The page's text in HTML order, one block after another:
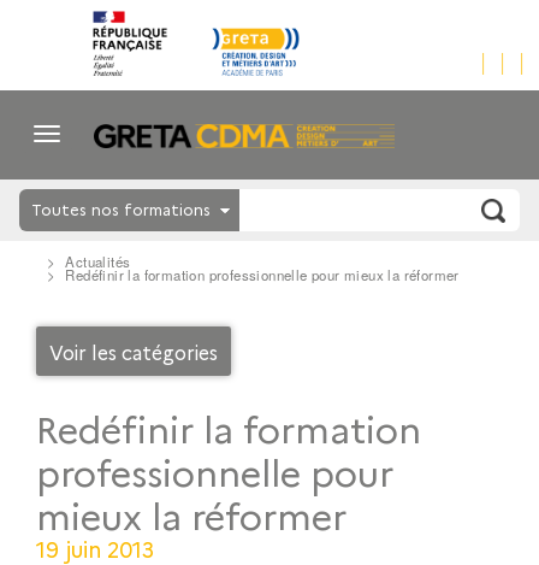
Toutes nos formations
Actualités
Redéfinir la formation professionnelle pour mieux la réformer
Voir les catégories
Redéfinir la formation
professionnelle pour
mieux la réformer
19 juin 2013